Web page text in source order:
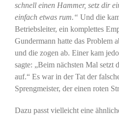
schnell einen Hammer, setz dir
einfach etwas rum.“ Und die
Betriebsleiter, ein komplettes
Gundermann hatte das Problem
und die zogen ab. Einer kam
sagte: „Beim nächsten Mal setzt
auf.“ Es war in der Tat der
Sprengmeister, der einen roten
Dazu passt vielleicht eine